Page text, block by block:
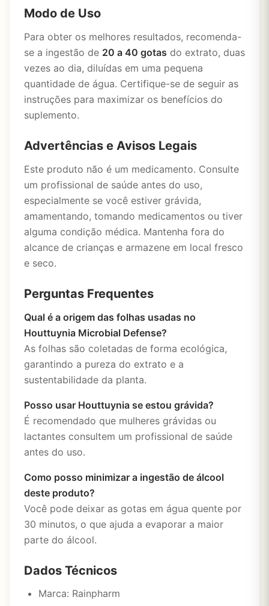
Modo de Uso
Para obter os melhores resultados, recomenda-
se a ingestão de 20 a 40 gotas do extrato, duas
vezes ao dia, diluídas em uma pequena
quantidade de água. Certifique-se de seguir as
instruções para maximizar os benefícios do
suplemento.
Advertências e Avisos Legais
Este produto não é um medicamento. Consulte
um profissional de saúde antes do uso,
especialmente se você estiver grávida,
amamentando, tomando medicamentos ou tiver
alguma condição médica. Mantenha fora do
alcance de crianças e armazene em local fresco
e seco.
Perguntas Frequentes
Qual é a origem das folhas usadas no
Houttuynia Microbial Defense?
As folhas são coletadas de forma ecológica,
garantindo a pureza do extrato e a
sustentabilidade da planta.
Posso usar Houttuynia se estou grávida?
É recomendado que mulheres grávidas ou
lactantes consultem um profissional de saúde
antes do uso.
Como posso minimizar a ingestão de álcool
deste produto?
Você pode deixar as gotas em água quente por
30 minutos, o que ajuda a evaporar a maior
parte do álcool.
Dados Técnicos
Marca: Rainpharm